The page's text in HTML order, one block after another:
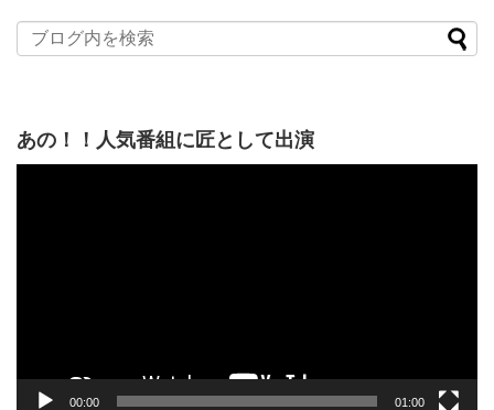
あの！！人気番組に匠として出演
00:00 01:00